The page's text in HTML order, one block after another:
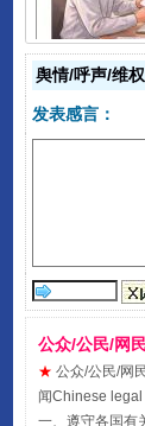
受
舆情/呼声/维权
发表感言：
公众/公民/网
★ 公众/公民/网
闻Chinese legal
一、遵守各国有